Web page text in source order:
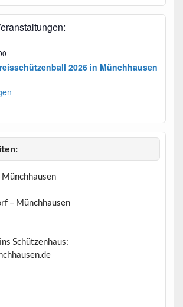
2026 in Münchhausen
– Münchhausen
Schützenhaus: